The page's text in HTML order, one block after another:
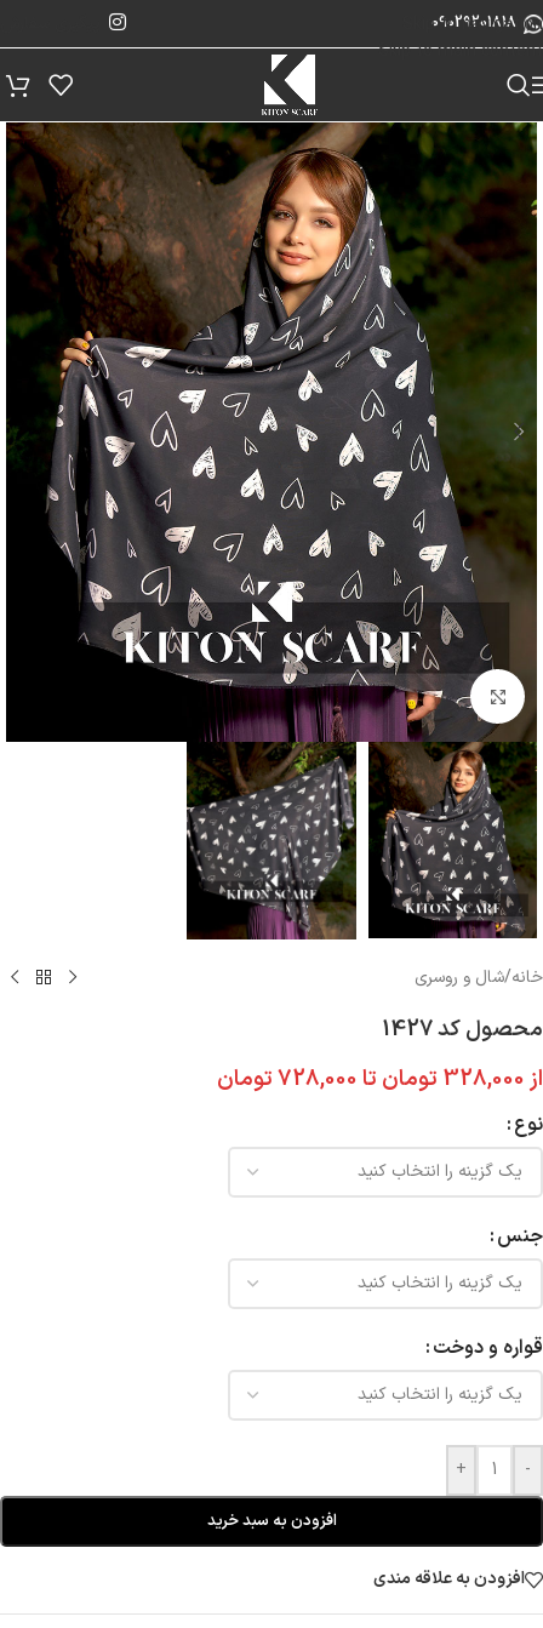
Skip to navigation
Skip to main content
09029201818
بزرگنمایی تصویر
خانه/شال و روسری
محصول کد 1427
از 328,000 تومان تا 728,000تومان
نوع
جنس
قواره و دوخت
-
+
افزودن به سبد خرید
افزودن به علاقه مندی